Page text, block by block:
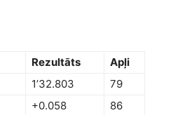
Rezultāts
Apļi
1’32.803
79
+0.058
86